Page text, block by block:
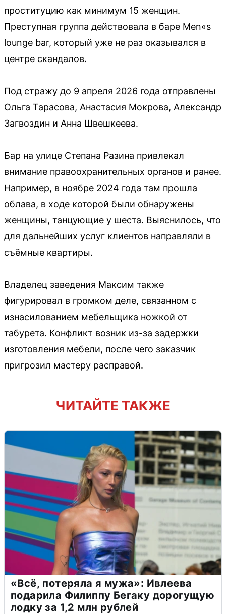
проституцию как минимум 15 женщин.
Преступная группа действовала в баре Men«s
lounge bar, который уже не раз оказывался в
центре скандалов.
Под стражу до 9 апреля 2026 года отправлены
Ольга Тарасова, Анастасия Мокрова, Александр
Загвоздин и Анна Швешкеева.
Бар на улице Степана Разина привлекал
внимание правоохранительных органов и ранее.
Например, в ноябре 2024 года там прошла
облава, в ходе которой были обнаружены
женщины, танцующие у шеста. Выяснилось, что
для дальнейших услуг клиентов направляли в
съёмные квартиры.
Владелец заведения Максим также
фигурировал в громком деле, связанном с
изнасилованием мебельщика ножкой от
табурета. Конфликт возник из-за задержки
изготовления мебели, после чего заказчик
пригрозил мастеру расправой.
ЧИТАЙТЕ ТАКЖЕ
«Всё, потеряла я мужа»: Ивлеева
подарила Филиппу Бегаку дорогущую
лодку за 1,2 млн рублей